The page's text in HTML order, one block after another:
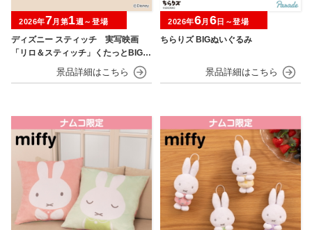
ディズニー スティッチ 実写映画
「リロ＆スティッチ」くたっとBIGぬ
2026年7月第1週～登場
ちらりズ BIGぬいぐるみ
2026年6月 6日～登場